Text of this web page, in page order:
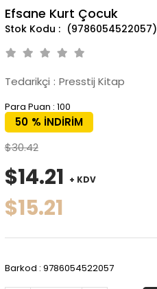
Efsane Kurt Çocuk
(9786054522057)
Tedarikçi : Presstij Kitap
Para Puan : 100
%
50
İNDIRIM
$30.42
$14.21 + KDV
$15.21
Barkod : 9786054522057